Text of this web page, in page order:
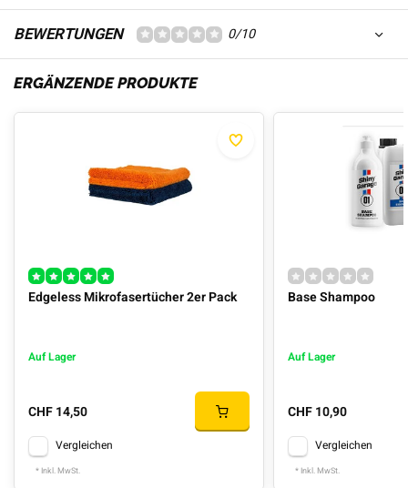
BEWERTUNGEN 0/10
ERGÄNZENDE PRODUKTE
Edgeless Mikrofasertücher 2er Pack
Auf Lager
CHF 14,50
Vergleichen
* Inkl. MwSt.
Base Shampoo
Auf Lager
CHF 10,90
Vergleichen
* Inkl. MwSt.